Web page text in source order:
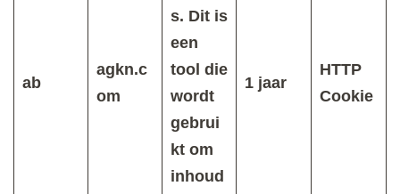
ab
agkn.c
om
s. Dit is
een
tool die
wordt
gebrui
kt om
inhoud
1 jaar
HTTP
Cookie